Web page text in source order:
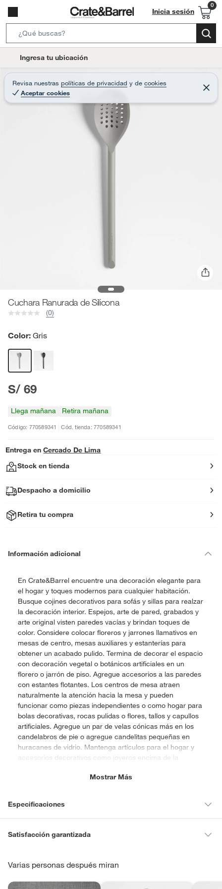
Inicia sesión
e
r
c
B
a
t
Ingresa tu ubicación
Revisa nuestras políticas de privacidad y de cookies
Aceptar cookies
C
e
r
Cuchara Ranurada de Silicona
(0)
Color: Gris
S/ 69
Llega mañana Retira mañana
Código: 770589341 Cód. tienda: 770589341
Entrega en Cercado De Lima
Stock en tienda
Despacho a domicilio
Retira tu compra
Información adicional
En Crate&Barrel encuentre una decoración elegante para
el hogar y toques modernos para cualquier habitación.
Busque cojines decorativos para sofás y sillas para realzar
la decoración interior. Espejos, arte de pared, grabados y
arte original visten paredes vacías y brindan toques de
color. Considere colocar floreros y jarrones llamativos en
mesas de centro, mesas auxiliares y estanterías para
obtener un acabado pulido. Termina de decorar el espacio
con decoración vegetal o botánicos artificiales en un
florero o jarrón de piso. Agregue accesorios a las paredes
con estantes flotantes. Los centros de mesa atraen
naturalmente la atención hacia la mesa y pueden
funcionar como piezas independientes o como hogar para
bolas decorativas, rocas pulidas o flores, tallos y capullos
artificiales. Agregue un par de velas cónicas más en los
candelabros de pie o agregue candelitas pequeñas en
huracanes de vidrio. Mantenga artículos para el hogar y
accesorios decorativos como joyeros encima de la
Mostrar Más
Especificaciones
Material
Tipo Cucharas
Satisfacción garantizada
para hacer una devolución.
Varias personas después miran